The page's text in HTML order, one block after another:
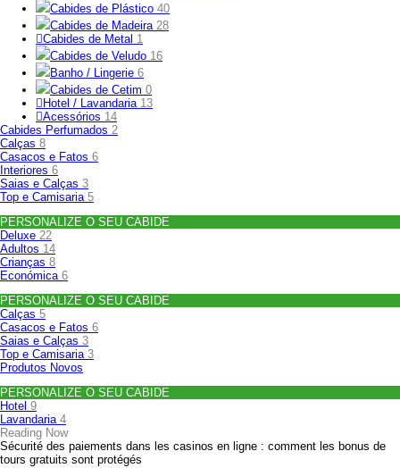
Cabides de Plástico 40
Cabides de Madeira 28
Cabides de Metal 1
Cabides de Veludo 16
Banho / Lingerie 6
Cabides de Cetim 0
Hotel / Lavandaria 13
Acessórios 14
Cabides Perfumados 2
Calças 8
Casacos e Fatos 6
Interiores 6
Saias e Calças 3
Top e Camisaria 5
PERSONALIZE O SEU CABIDE
Deluxe 22
Adultos 14
Crianças 8
Económica 6
PERSONALIZE O SEU CABIDE
Calças 5
Casacos e Fatos 6
Saias e Calças 3
Top e Camisaria 3
Produtos Novos
PERSONALIZE O SEU CABIDE
Hotel 9
Lavandaria 4
Reading Now
Sécurité des paiements dans les casinos en ligne : comment les bonus de
tours gratuits sont protégés